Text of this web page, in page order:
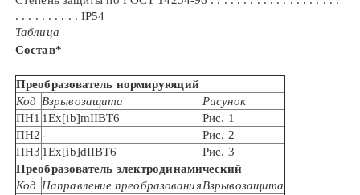
. . . . . . . . . . IP54
Таблица
Состав*
Преобразователь нормирующий
Код Взрывозащита
Рисунок
ПН1 1Ex[ib]mIIBT6
Рис. 1
ПН2-
Рис. 2
ПН3 1Ex[ib]dIIBT6
Рис. 3
Преобразователь электродинамический
Код Направление преобразованияВзрывозащита